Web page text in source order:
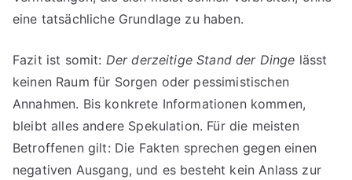
eine tatsächliche Grundlage zu haben.
Fazit ist somit: Der derzeitige Stand der Dinge lässt
keinen Raum für Sorgen oder pessimistischen
Annahmen. Bis konkrete Informationen kommen,
bleibt alles andere Spekulation. Für die meisten
Betroffenen gilt: Die Fakten sprechen gegen einen
negativen Ausgang, und es besteht kein Anlass zur